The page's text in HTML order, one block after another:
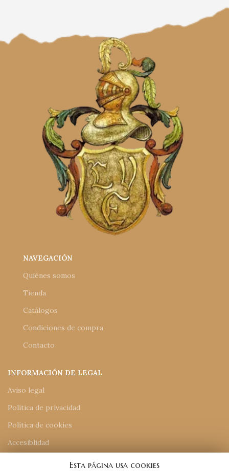
NAVEGACIÓN
Quiénes somos
Tienda
Catálogos
Condiciones de compra
Contacto
INFORMACIÓN DE LEGAL
Aviso legal
Política de privacidad
Política de cookies
Accesiblidad
Esta página usa cookies